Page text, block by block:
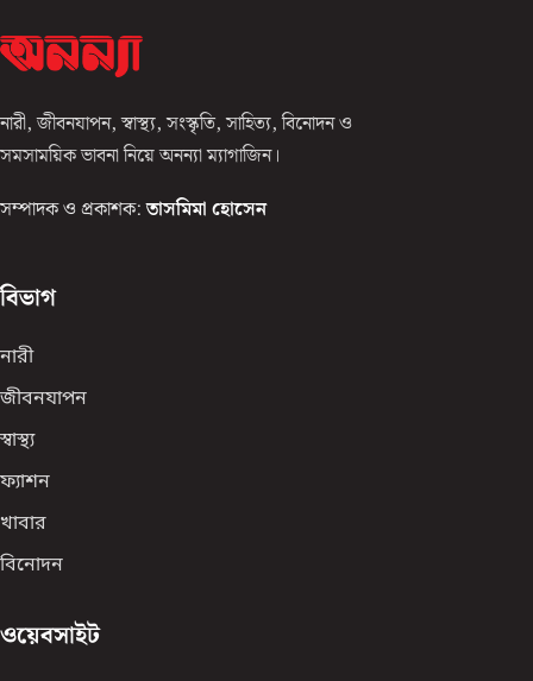
নারী, জীবনযাপন, স্বাস্থ্য, সংস্কৃতি, সাহিত্য, বিনোদন ও
সমসাময়িক ভাবনা নিয়ে অনন্যা ম্যাগাজিন।
সম্পাদক ও প্রকাশক: তাসমিমা হোসেন
বিভাগ
নারী
জীবনযাপন
স্বাস্থ্য
ফ্যাশন
খাবার
বিনোদন
ওয়েবসাইট